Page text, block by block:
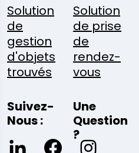
Solution
de
gestion
d'objets
trouvés
Solution
de prise
de
rendez-
vous
Suivez-
Nous :
Une
Question
?